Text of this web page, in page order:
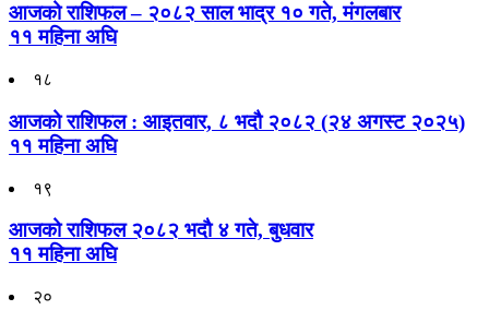
आजको राशिफल – २०८२ साल भाद्र १० गते, मंगलबार
११ महिना अघि
१८
आजको राशिफल : आइतवार, ८ भदौ २०८२ (२४ अगस्ट २०२५)
११ महिना अघि
१९
आजको राशिफल २०८२ भदाै ४ गते, बुधवार
११ महिना अघि
२०